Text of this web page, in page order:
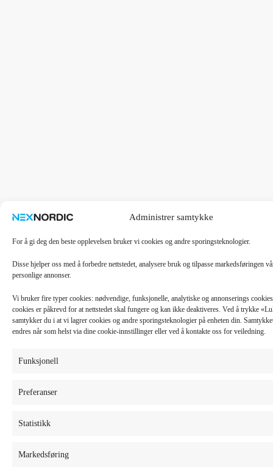
Administrer samtykke
For å gi deg den beste opplevelsen bruker vi cookies og andre sporingsteknologier.
Disse hjelper oss med å forbedre nettstedet, analysere bruk og tilpasse markedsføringen
personlige annonser.
Vi bruker fire typer cookies: nødvendige, funksjonelle, analytiske og annonserings
cookies er påkrevd for at nettstedet skal fungere og kan ikke deaktiveres. Ved å trykke
samtykker du i at vi lagrer cookies og andre sporingsteknologier på enheten din.
endres når som helst via dine cookie-innstillinger eller ved å kontakte oss for veiledning.
Funksjonell
Preferanser
Statistikk
Markedsføring